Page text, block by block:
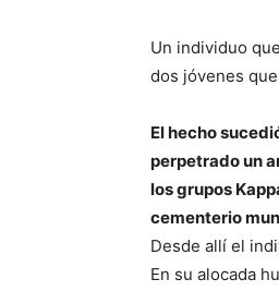
Un individuo
dos jóvenes
El hecho
perpetrado un
los grupos
cementerio
Desde allí el
En su alocada